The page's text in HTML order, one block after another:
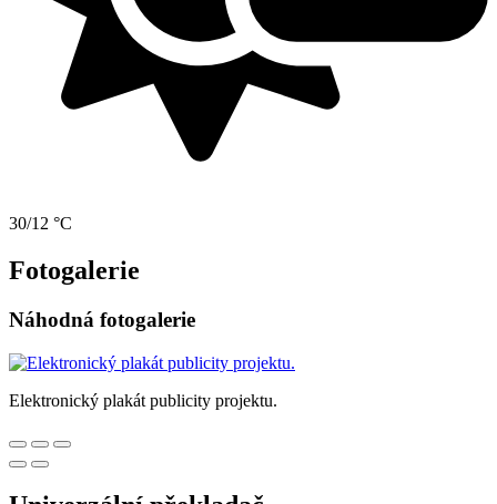
30/12 °C
Fotogalerie
Náhodná fotogalerie
Elektronický plakát publicity projektu.